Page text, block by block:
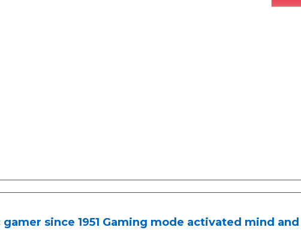
gamer since 1951 Gaming mode activated mind